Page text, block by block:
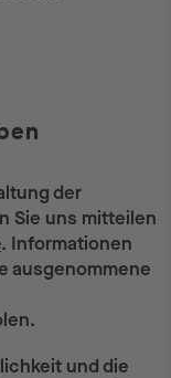
der
Sie uns mitteilen
. Informationen
ausgenommene
und die